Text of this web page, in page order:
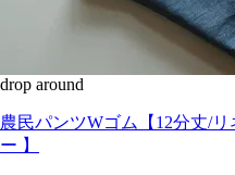
drop around
農民パンツWゴム【12分丈/
ー 】